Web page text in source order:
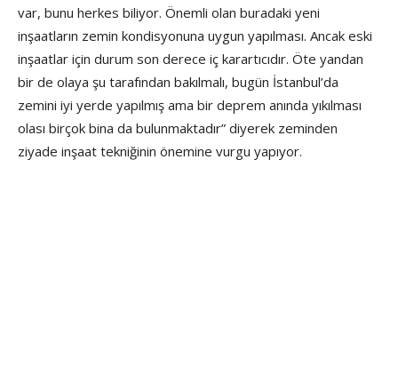
var, bunu herkes biliyor. Önemli olan buradaki yeni
inşaatların zemin kondisyonuna uygun yapılması. Ancak eski
inşaatlar için durum son derece iç karartıcıdır. Öte yandan
bir de olaya şu tarafından bakılmalı, bugün İstanbul’da
zemini iyi yerde yapılmış ama bir deprem anında yıkılması
olası birçok bina da bulunmaktadır” diyerek zeminden
ziyade inşaat tekniğinin önemine vurgu yapıyor.